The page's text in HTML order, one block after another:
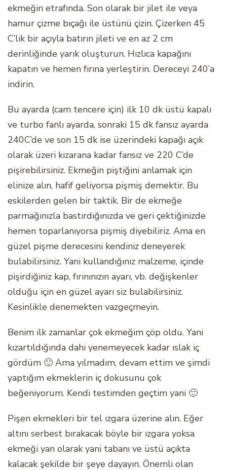
ekmeğin etrafında. Son olarak bir jilet ile veya
hamur çizme bıçağı ile üstünü çizin. Çizerken 45
C’lik bir açıyla batırın jileti ve en az 2 cm
derinliğinde yarık oluşturun. Hızlıca kapağını
kapatın ve hemen fırına yerleştirin. Dereceyi 240’a
indirin.
Bu ayarda (cam tencere için) ilk 10 dk üstü kapalı
ve turbo fanlı ayarda, sonraki 15 dk fansız ayarda
240C’de ve son 15 dk ise üzerindeki kapağı açık
olarak üzeri kızarana kadar fansız ve 220 C’de
pişirebilirsiniz. Ekmeğin piştiğini anlamak için
elinize alın, hafif geliyorsa pişmiş demektir. Bu
eskilerden gelen bir taktik. Bir de ekmeğe
parmağınızla bastırdığınızda ve geri çektiğinizde
hemen toparlanıyorsa pişmiş diyebiliriz. Ama en
güzel pişme derecesini kendiniz deneyerek
bulabilirsiniz. Yani kullandığınız malzeme, içinde
pişirdiğiniz kap, fırınınızın ayarı, vb. değişkenler
olduğu için en güzel ayarı siz bulabilirsiniz.
Kesinlikle denemekten vazgeçmeyin.
Benim ilk zamanlar çok ekmeğim çöp oldu. Yani
kızartıldığında dahi yenemeyecek kadar ıslak iç
gördüm 🙂 Ama yılmadım, devam ettim ve şimdi
yaptığım ekmeklerin iç dokusunu çok
beğeniyorum. Kendi testimden geçtim yani 🙂
Pişen ekmekleri bir tel ızgara üzerine alın. Eğer
altını serbest bırakacak böyle bir ızgara yoksa
ekmeği yan olarak yani tabanı ve üstü açıkta
kalacak şekilde bir şeye dayayın. Önemli olan